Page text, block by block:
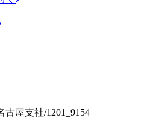
屋支社/1201_9154